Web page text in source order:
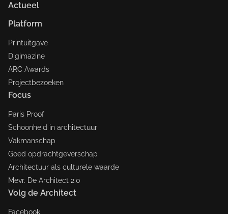
Actueel
Platform
Printuitgave
Digimazine
ARC Awards
Projectbezoeken
Focus
Paris Proof
Schoonheid in architectuur
Vakmanschap
Goed opdrachtgeverschap
Architectuur als culturele waarde
Mevr. De Architect 2.0
Volg de Architect
Facebook